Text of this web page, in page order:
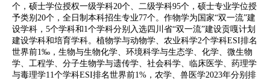
个，硕士学位授权一级学科20个、二级学科95个，硕士专业学位授
予类别20个，全日制本科招生专业77个。作物学为国家“双一流”建
设学科，5个学科和1个学科分别入选四川省“双一流”建设贡嘎计划
建设学科和培育学科。植物学与动物学、农业科学2个学科ESI排名
世界前1‰，生物与生物化学、环境科学与生态学、化学、微生物
学、工程学、分子生物学与遗传学、社会科学、临床医学、药理学
与毒理学11个学科ESI排名世界前1%，农学、兽医学2023年分别排